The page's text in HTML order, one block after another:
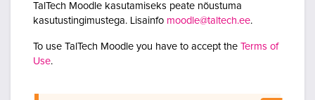
TalTech Moodle kasutamiseks peate nõustuma
kasutustingimustega. Lisainfo moodle@taltech.ee.
To use TalTech Moodle you have to accept the Terms of
Use.